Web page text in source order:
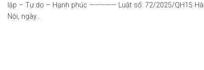
lập – Tự do – Hạnh phúc ————— Luật số: 72/2025/QH15 Hà
Nội, ngày...